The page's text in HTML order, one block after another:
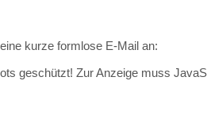
kurze formlose E-Mail an:
geschützt! Zur Anzeige muss